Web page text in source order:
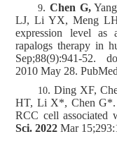
9.Chen G,
LJ, Li YX, Meng
expression level as
rapalogs therapy in
Sep;88(9):941-52.
2010 May 28.
10. Ding XF,
HT, Li X*, Chen G*.
RCC cell associated
Sci. 2022Mar